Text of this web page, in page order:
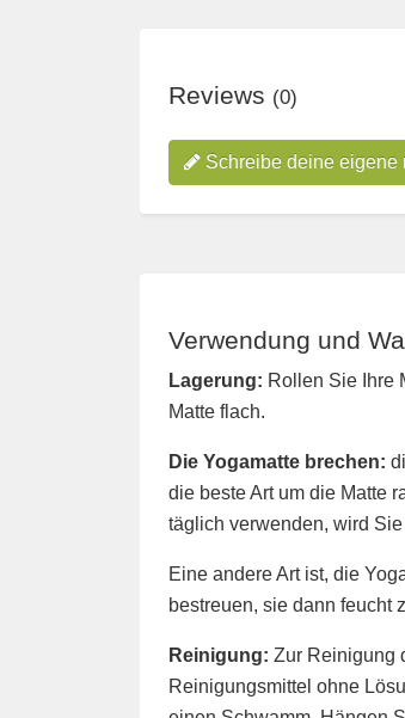
Reviews (0)
Schreibe deine eigene
Verwendung und
Lagerung: Rollen Sie Ihre
Matte flach.
Die Yogamatte brechen:
die beste Art um die Matte
täglich verwenden, wird
Eine andere Art ist, die
bestreuen, sie dann feucht
Reinigung: Zur Reinigung
Reinigungsmittel ohne